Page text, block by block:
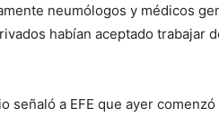
neumólogos y médicos
habían aceptado trabajar
señaló a EFE que ayer